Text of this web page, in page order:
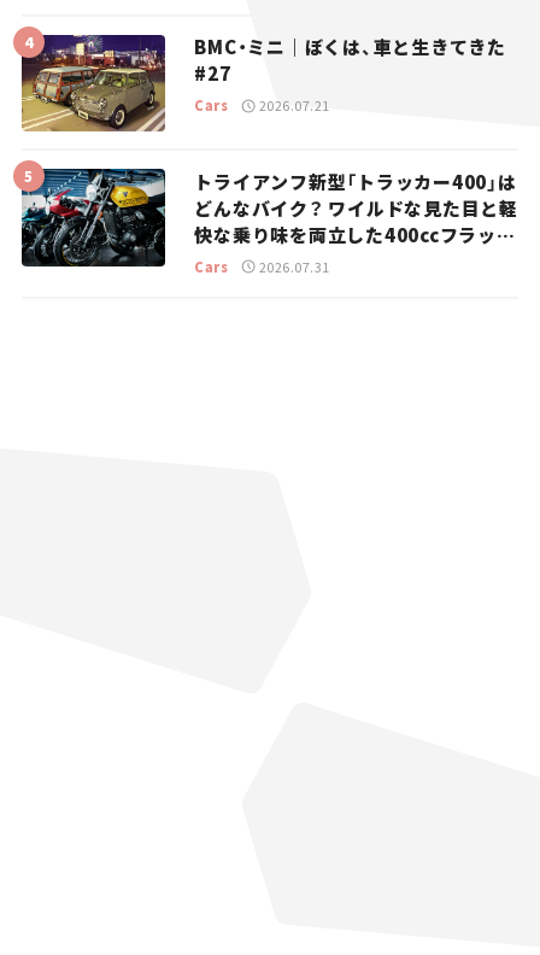
BMC・ミニ｜ぼくは、車と生きてきた
#27
Cars 2026.07.21
トライアンフ新型「トラッカー400」は
どんなバイク？ ワイルドな見た目と軽
快な乗り味を両立した400ccフラット
トラッカー【試乗レビュー】
Cars 2026.07.31